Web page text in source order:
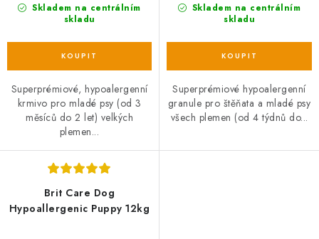
Skladem na centrálním
skladu
Superprémiové, hypoalergenní
krmivo pro mladé psy (od 3
měsíců do 2 let) velkých
plemen...
Skladem na centrálním
skladu
Superprémiové hypoalergenní
granule pro štěňata a mladé psy
všech plemen (od 4 týdnů do...
Brit Care Dog
Hypoallergenic Puppy 12kg